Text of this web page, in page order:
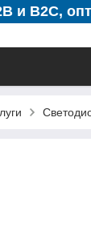
и B2C,